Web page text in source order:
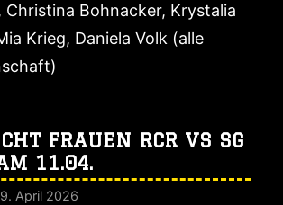
Christina Bohnacker, Krystalia
Krieg, Daniela Volk (alle
FRAUEN RCR VS SG
11.04.
April 2026